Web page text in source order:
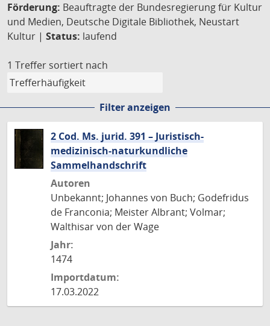
Förderung: Beauftragte der Bundesregierung für Kultur
und Medien, Deutsche Digitale Bibliothek, Neustart
Kultur | Status: laufend
1 Treffer sortiert nach
Filter anzeigen
2 Cod. Ms. jurid. 391 – Juristisch-
medizinisch-naturkundliche
Sammelhandschrift
Autoren
Unbekannt; Johannes von Buch; Godefridus
de Franconia; Meister Albrant; Volmar;
Walthisar von der Wage
Jahr:
1474
Importdatum:
17.03.2022